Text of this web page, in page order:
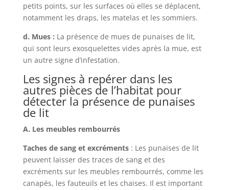
petits points, sur les surfaces où elles se déplacent,
notamment les draps, les matelas et les sommiers.
d. Mues : La présence de mues de punaises de lit,
qui sont leurs exosquelettes vides après la mue, est
un autre signe d’infestation.
Les signes à repérer dans les
autres pièces de l’habitat pour
détecter la présence de punaises
de lit
A. Les meubles rembourrés
Taches de sang et excréments: Les punaises de lit
peuvent laisser des traces de sang et des
excréments sur les meubles rembourrés, comme les
canapés, les fauteuils et les chaises. Il est important